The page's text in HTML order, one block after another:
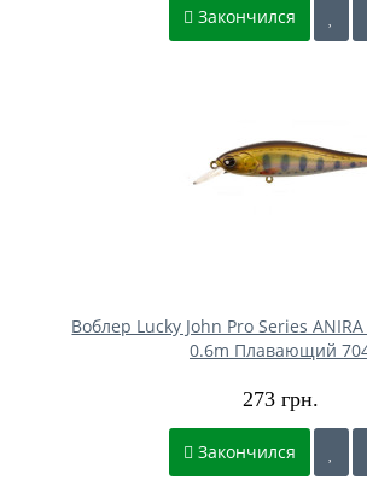
Закончился
Воблер Lucky John Pro Series
0.6m Плавающий
273 грн.
Закончился